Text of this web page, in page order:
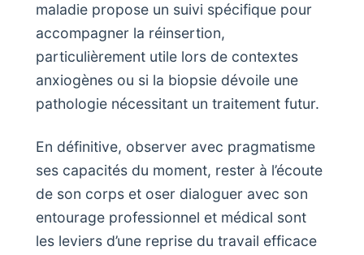
maladie propose un suivi spécifique pour
accompagner la réinsertion,
particulièrement utile lors de contextes
anxiogènes ou si la biopsie dévoile une
pathologie nécessitant un traitement futur.
En définitive, observer avec pragmatisme
ses capacités du moment, rester à l’écoute
de son corps et oser dialoguer avec son
entourage professionnel et médical sont
les leviers d’une reprise du travail efficace